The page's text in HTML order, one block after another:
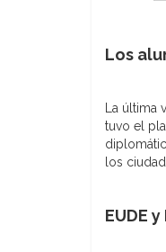
Los
La última
tuvo el
los
EUDE